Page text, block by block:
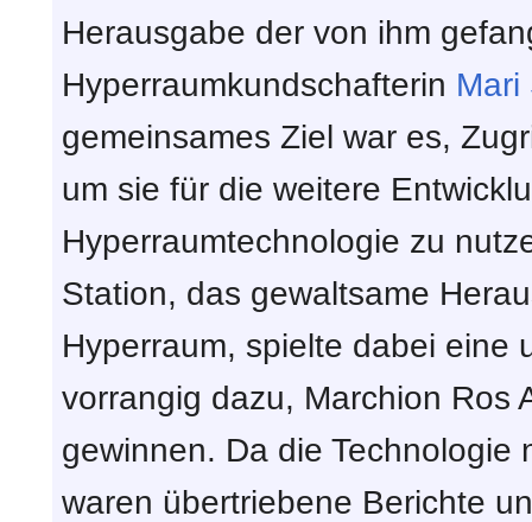
Herausgabe der von ihm
Hyperraumkundschafterin Mari
gemeinsames Ziel war es,
um sie für die weitere
Hyperraumtechnologie zu
Station, das gewaltsame
Hyperraum, spielte dabei eine
vorrangig dazu, Marchion Ros
gewinnen. Da die
waren übertriebene Berichte